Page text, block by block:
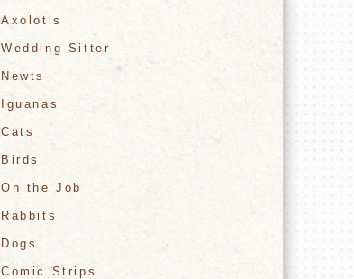
Axolotls
Wedding Sitter
Newts
Iguanas
Cats
Birds
On the Job
Rabbits
Dogs
Comic Strips